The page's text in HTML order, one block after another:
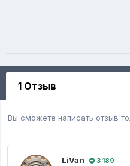
1 Отзыв
Вы сможете написать отзыв
LiVan 3 189